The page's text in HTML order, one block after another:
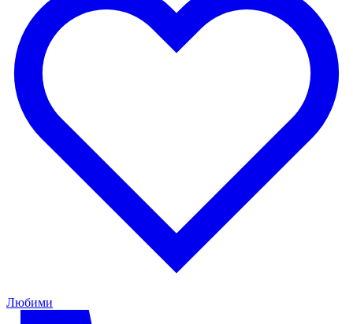
Любими